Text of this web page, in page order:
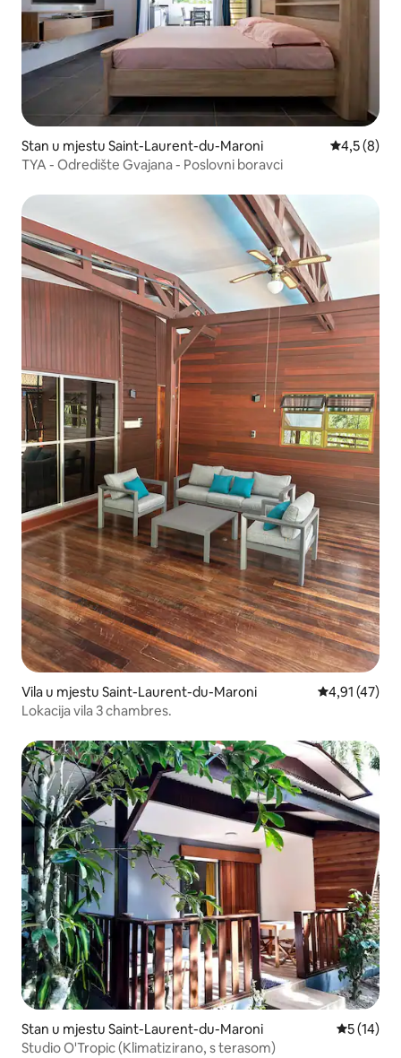
Stan u mjestu Saint-Laurent-du-Maroni Prosječna
4,5 (8)
TYA - Odredište Gvajana - Poslovni boravci
Vila u mjestu Saint-Laurent-du-Maroni Prosječna
4,91 (47)
Lokacija vila 3 chambres.
Stan u mjestu Saint-Laurent-du-Maroni Prosječna
5 (14)
Studio O'Tropic (Klimatizirano, s terasom)